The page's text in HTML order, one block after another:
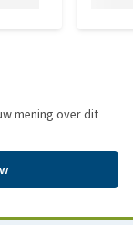
mening over dit